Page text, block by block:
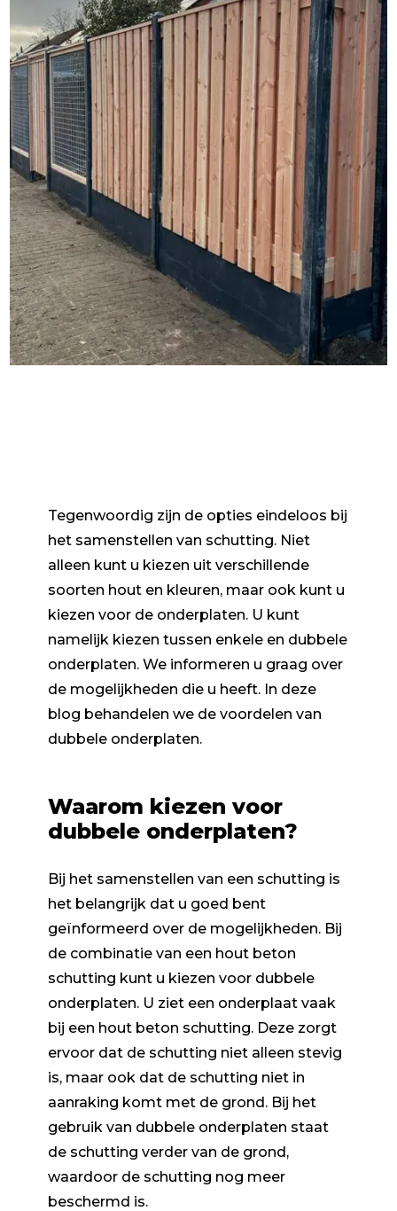
Tegenwoordig zijn de opties eindeloos bij
het samenstellen van schutting. Niet
alleen kunt u kiezen uit verschillende
soorten hout en kleuren, maar ook kunt u
kiezen voor de onderplaten. U kunt
namelijk kiezen tussen enkele en dubbele
onderplaten. We informeren u graag over
de mogelijkheden die u heeft. In deze
blog behandelen we de voordelen van
dubbele onderplaten.
Waarom kiezen voor
dubbele onderplaten?
Bij het samenstellen van een schutting is
het belangrijk dat u goed bent
geïnformeerd over de mogelijkheden. Bij
de combinatie van een hout beton
schutting kunt u kiezen voor dubbele
onderplaten. U ziet een onderplaat vaak
bij een hout beton schutting. Deze zorgt
ervoor dat de schutting niet alleen stevig
is, maar ook dat de schutting niet in
aanraking komt met de grond. Bij het
gebruik van dubbele onderplaten staat
de schutting verder van de grond,
waardoor de schutting nog meer
beschermd is.